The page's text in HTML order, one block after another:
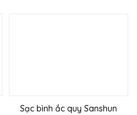
Sạc bình ắc quy Sanshun